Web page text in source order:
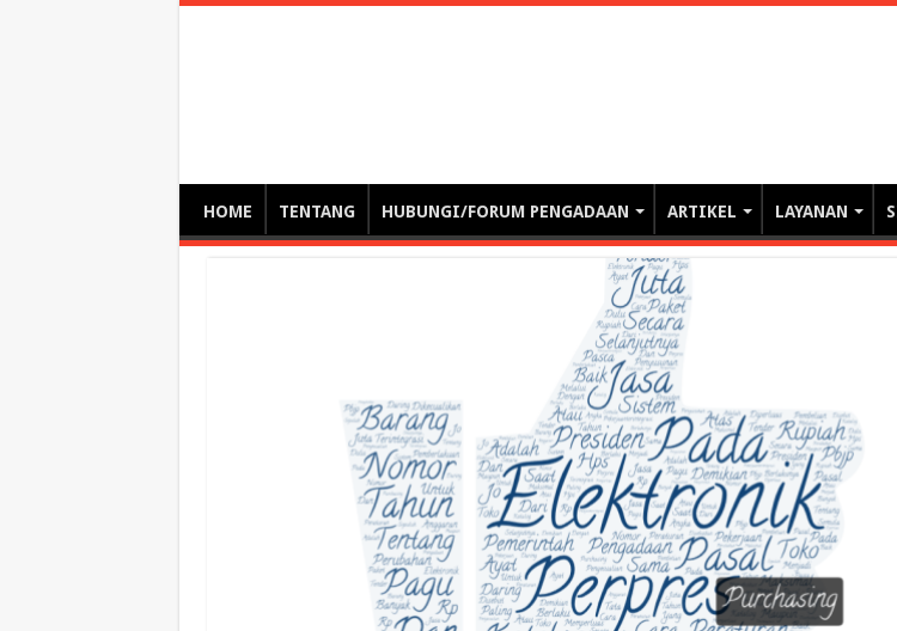
HOME TENTANG HUBUNGI/FORUM PENGADAAN ARTIKEL LAYANAN